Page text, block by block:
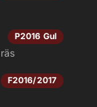
P2016 Gul
F2016/2017